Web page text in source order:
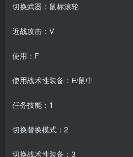
切换武器：鼠标滚轮
近战攻击：V
使用：F
使用战术性装备：E/鼠中
任务技能：1
切换替换模式：2
切换战术性装备：3